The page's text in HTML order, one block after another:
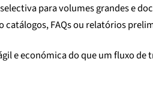
para volumes grandes e
catálogos, FAQs ou relatórios
e económica do que um fluxo de